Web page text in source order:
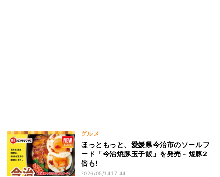
グルメ
ほっともっと、愛媛県今治市のソールフ
ード「今治焼豚玉子飯」を発売 - 焼豚2
倍も!
2026/05/14 17:44